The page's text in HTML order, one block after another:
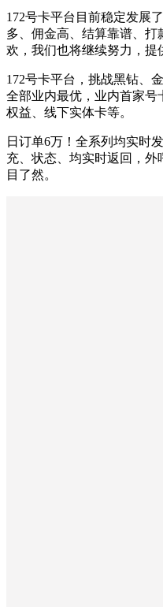
172号卡平台目前稳定发展
多、佣金高、结算靠谱、
欢，我们也将继续努力，提
172号卡平台，挑战黑钻、
全部业内最优，业内首家号
权益、线下实体卡等。
日订单6万！全系列均实时
充、状态、均实时返回，
目了然。